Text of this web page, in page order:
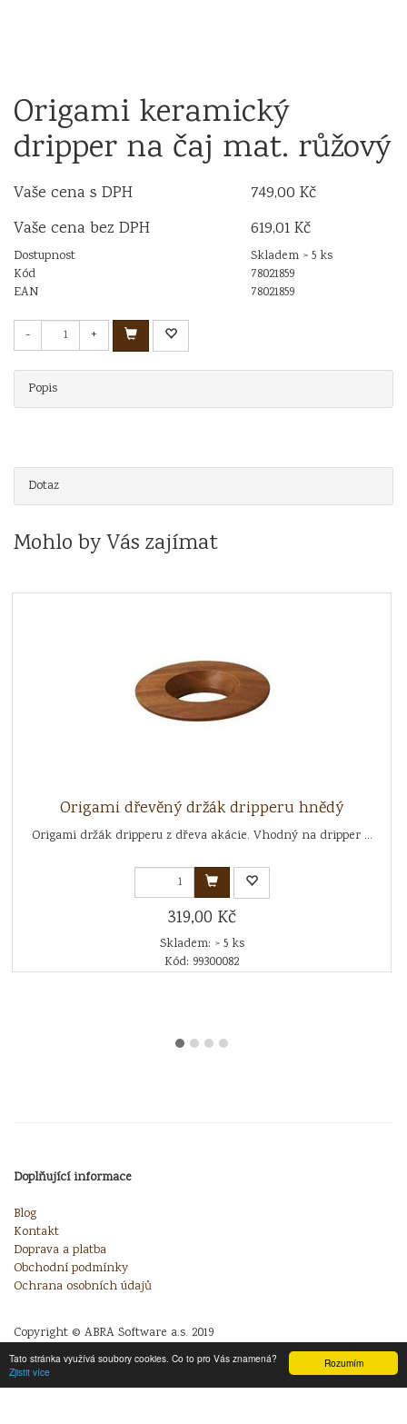
Rozumím
Tato stránka využívá soubory cookies. Co to pro Vás znamená?
Zjistit více
Origami keramický
dripper na čaj mat. růžový
Vaše cena s DPH
749,00 Kč
Vaše cena bez DPH
619,01 Kč
Dostupnost
Skladem > 5 ks
Kód
78021859
EAN
78021859
- +
Popis
Dotaz
Mohlo by Vás zajímat
Origami dřevěný držák dripperu hnědý
Origami držák dripperu z dřeva akácie. Vhodný na dripper ...
319,00 Kč
Skladem: > 5 ks
Kód: 99300082
Doplňující informace
Blog
Kontakt
Doprava a platba
Obchodní podmínky
Ochrana osobních údajů
Copyright © ABRA Software a.s. 2019